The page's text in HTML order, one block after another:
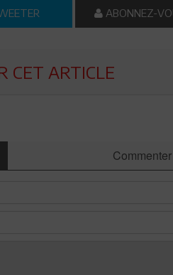
ABONNEZ-
CET ARTICLE
Commenter